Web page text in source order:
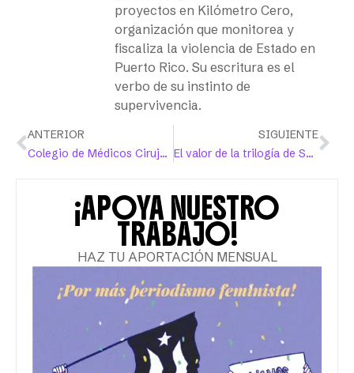
proyectos en Kilómetro Cero,
organización que monitorea y
fiscaliza la violencia de Estado en
Puerto Rico. Su escritura es el
verbo de su instinto de
supervivencia.
ANTERIOR
Colegio de Médicos Cirujanos pide veto a proyecto que atenta contra los derechos de la niñez y las juventudes trans
SIGUIENTE
El valor de la trilogía de Serrano y Taylor
¡APOYA NUESTRO
TRABAJO!
HAZ TU APORTACIÓN MENSUAL